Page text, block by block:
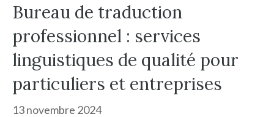
Bureau de traduction
professionnel : services
linguistiques de qualité pour
particuliers et entreprises
13 novembre 2024